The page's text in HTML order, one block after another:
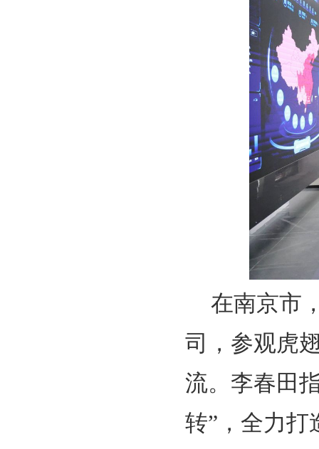
在南京市
司，参观虎
流。李春田
转”，全力打